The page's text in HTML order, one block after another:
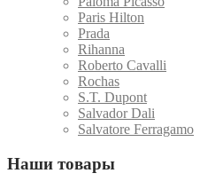
Paris Hilton
Prada
Rihanna
Roberto Cavalli
Rochas
S.T. Dupont
Salvador Dali
Salvatore Ferragamo
Наши товары